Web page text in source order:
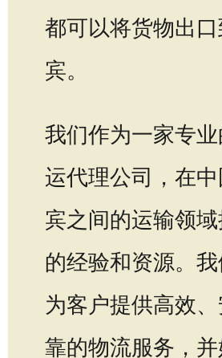
都可以将货物出
宾。
我们作为一家专
运代理公司，在
宾之间的运输领
的经验和资源。
为客户提供高效
靠的物流服务，